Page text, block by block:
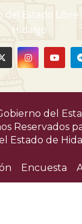
Estado Libre
Hidalgo
del
Reservados
Estado de
Encuesta